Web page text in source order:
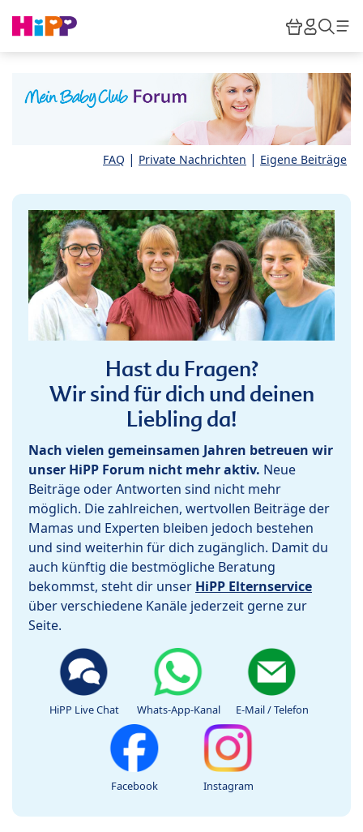
HiPP
FAQ | Private Nachrichten | Eigene Beiträge
Hast du Fragen?
Wir sind für dich und deinen
Liebling da!
Nach vielen gemeinsamen Jahren betreuen wir
unser HiPP Forum nicht mehr aktiv. Neue
Beiträge oder Antworten sind nicht mehr
möglich. Die zahlreichen, wertvollen Beiträge der
Mamas und Experten bleiben jedoch bestehen
und sind weiterhin für dich zugänglich. Damit du
auch künftig die bestmögliche Beratung
bekommst, steht dir unser HiPP Elternservice
über verschiedene Kanäle jederzeit gerne zur
Seite.
HiPP Live Chat Whats-App-Kanal E-Mail / Telefon
Facebook Instagram